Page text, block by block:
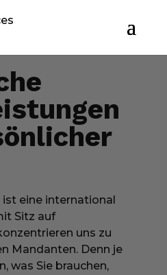
ist eine international
Sitz auf
uns zu
Mandanten. Denn je
was Sie brauchen,